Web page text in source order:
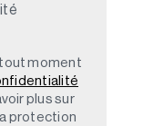
moment
plus sur
protection